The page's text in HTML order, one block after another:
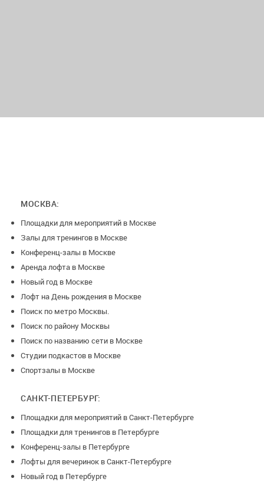
МОСКВА:
Площадки для мероприятий в Москве
Залы для тренингов в Москве
Конференц-залы в Москве
Аренда лофта в Москве
Новый год в Москве
Лофт на День рождения в Москве
Поиск по метро Москвы.
Поиск по району Москвы
Поиск по названию сети в Москве
Студии подкастов в Москве
Спортзалы в Москве
САНКТ-ПЕТЕРБУРГ:
Площадки для мероприятий в Санкт-Петербурге
Площадки для тренингов в Петербурге
Конференц-залы в Петербурге
Лофты для вечеринок в Санкт-Петербурге
Новый год в Петербурге